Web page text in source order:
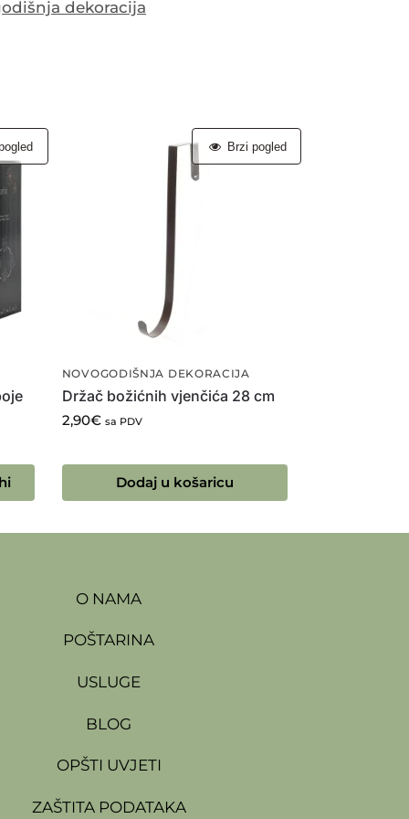
dekoracija
NOVOGODIŠNJA DEKORACIJA
Držač božićnih vjenčića 28 cm
2,90€ sa PDV
Dodaj u košaricu
Brzi pogled
O NAMA
POŠTARINA
USLUGE
BLOG
OPŠTI UVJETI
ZAŠTITA PODATAKA